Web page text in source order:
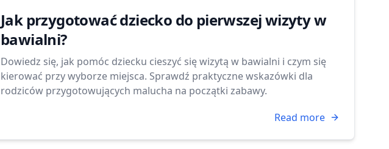
Jak przygotować dziecko do pierwszej wizyty w
bawialni?
Dowiedz się, jak pomóc dziecku cieszyć się wizytą w bawialni i czym się
kierować przy wyborze miejsca. Sprawdź praktyczne wskazówki dla
rodziców przygotowujących malucha na początki zabawy.
Read more